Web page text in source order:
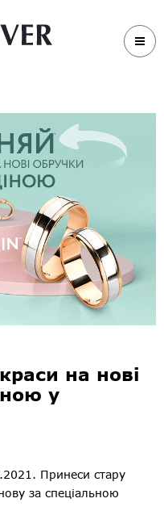
на нові
у
Принеси стару
за спеціальною